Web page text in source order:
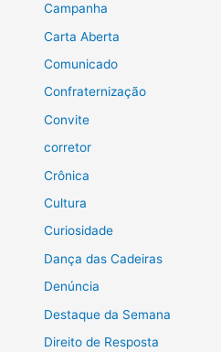
Campanha
Carta Aberta
Comunicado
Confraternização
Convite
corretor
Crônica
Cultura
Curiosidade
Dança das Cadeiras
Denúncia
Destaque da Semana
Direito de Resposta